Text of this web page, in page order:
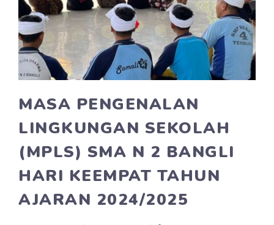
MASA PENGENALAN
LINGKUNGAN SEKOLAH
(MPLS) SMA N 2 BANGLI
HARI KEEMPAT TAHUN
AJARAN 2024/2025